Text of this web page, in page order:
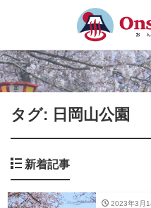
タグ: 日岡山公園
新着記事
2023年3月